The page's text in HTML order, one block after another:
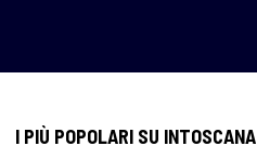
I PIÙ POPOLARI SU INTOSCANA